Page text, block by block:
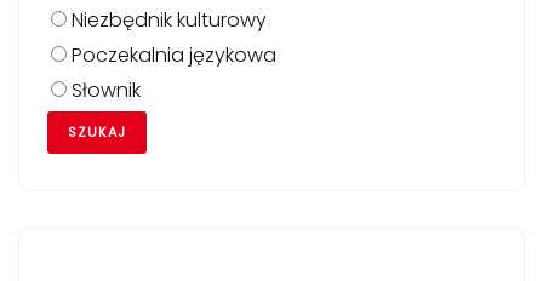
Niezbędnik kulturowy
Poczekalnia językowa
Słownik